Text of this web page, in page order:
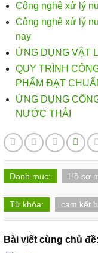
Công nghệ xử lý
Công nghệ xử lý
nay
ỨNG DỤNG VẬT
QUY TRÌNH
PHẨM ĐẠT
ỨNG DỤNG
NƯỚC THẢI
Danh mục: Hồ sơ
Từ khóa: cam kết
Bài viết cùng chủ đề: